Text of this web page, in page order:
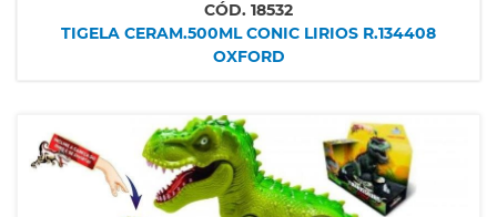
CÓD. 18532
TIGELA CERAM.500ML CONIC LIRIOS R.134408
OXFORD